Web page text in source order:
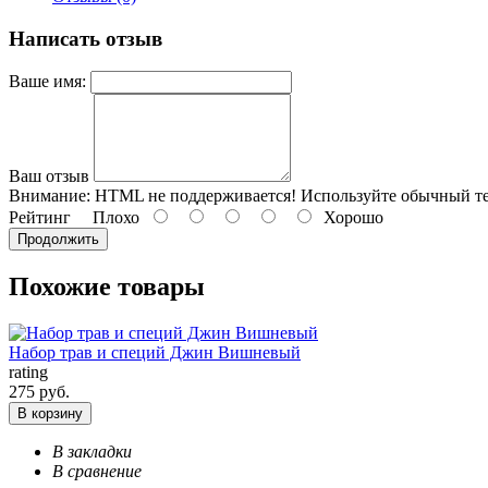
Написать отзыв
Ваше имя:
Ваш отзыв
Внимание: HTML не поддерживается! Используйте обычный
Рейтинг Плохо Хорошо
Продолжить
Похожие товары
Набор трав и специй Джин Вишневый
rating
275 руб.
В корзину
В закладки
В сравнение